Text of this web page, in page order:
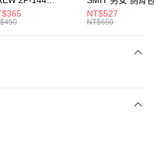
付款。
後付」後，將跳轉至「AFTEE先享後付」
上)免運費
上)免運費
男女 短統襪
BA5871010
NT$527
NT$650